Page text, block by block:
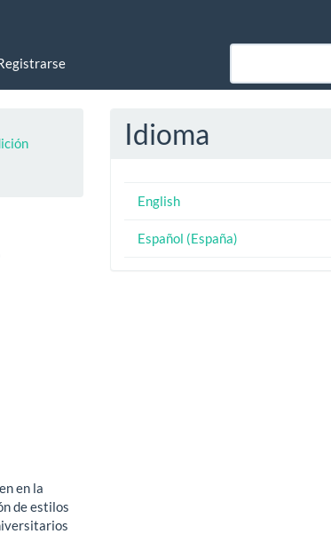
en la
de estilos
Idioma
English
Español (España)